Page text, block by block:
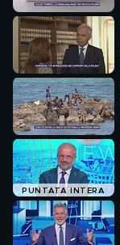
PUNTATA INTERA